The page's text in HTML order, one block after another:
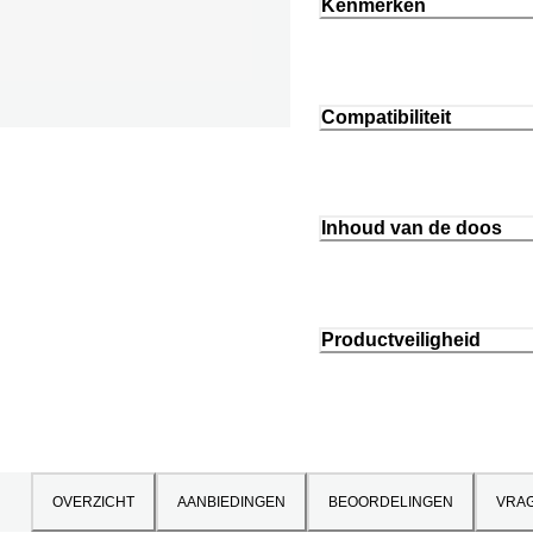
Kenmerken
Compatibiliteit
Inhoud van de doos
Productveiligheid
OVERZICHT AANBIEDINGEN BEOORDELINGEN